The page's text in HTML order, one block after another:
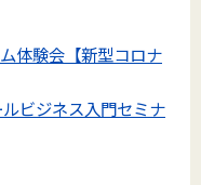
験会【新型コロナ
ビジネス入門セミナ